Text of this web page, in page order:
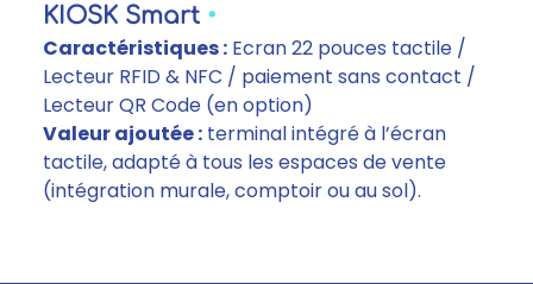
KIOSK Smart •
Caractéristiques :Ecran 22 pouces tactile /
Lecteur RFID & NFC / paiement sans contact /
Lecteur QR Code (en option)
Valeur ajoutée :terminal intégré à l’écran
tactile, adapté à tous les espaces de vente
(intégration murale, comptoir ou au sol).